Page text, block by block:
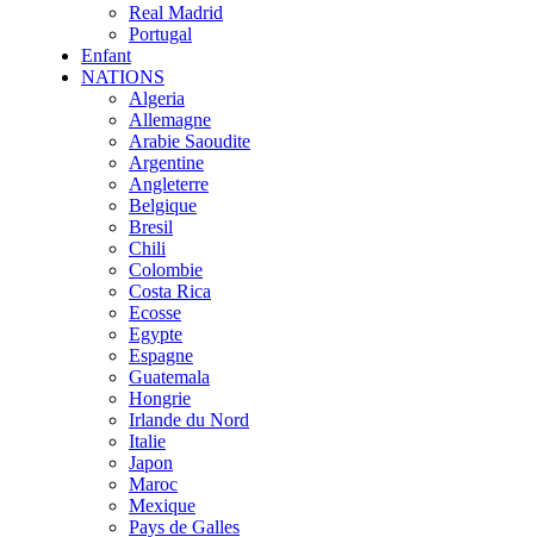
Real Madrid
Portugal
Enfant
NATIONS
Algeria
Allemagne
Arabie Saoudite
Argentine
Angleterre
Belgique
Bresil
Chili
Colombie
Costa Rica
Ecosse
Egypte
Espagne
Guatemala
Hongrie
Irlande du Nord
Italie
Japon
Maroc
Mexique
Pays de Galles